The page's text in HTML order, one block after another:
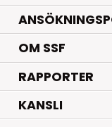
OM SSF
RAPPORTER
KANSLI